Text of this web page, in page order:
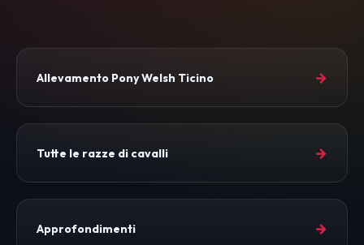
Allevamento Pony Welsh Ticino →
Tutte le razze di cavalli →
Approfondimenti →